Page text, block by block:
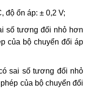
độ ổn áp: ± 0,2 V;
số tương đối nhỏ hơn
của bộ chuyển đổi áp
sai số tương đối nhỏ
của bộ chuyển đổi